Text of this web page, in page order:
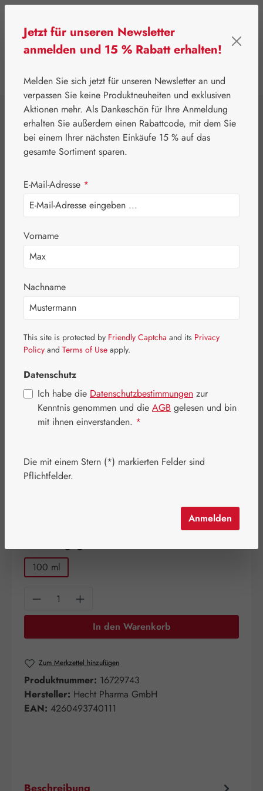
⌂ Eigenprodukte Nährstoffe
Crataegan®
Tropfen
Bildergalerie überspringen
Inhalt:0.1 Liter(180,00 € / 1 Liter)
Preise inkl. MwSt. zzgl. Versandkosten
100 ml
Produkt Anzahl: Gib den gewünschten
In den Warenkorb
Zum Merkzettel hinzufügen
Produktnummer: 16729743
Hersteller: Hecht Pharma GmbH
EAN: 4260493740111
Jetzt für unseren Newsletter
anmelden und 15 % Rabatt erhalten!
Melden Sie sich jetzt für unseren Newsletter an und
verpassen Sie keine Produktneuheiten und exklusiven
Aktionen mehr. Als Dankeschön für Ihre Anmeldung
erhalten Sie außerdem einen Rabattcode, mit dem Sie
bei einem Ihrer nächsten Einkäufe 15 % auf das
gesamte Sortiment sparen.
E-Mail-Adresse *
Vorname
Nachname
This site is protected by Friendly Captcha and its Privacy
Policy and Terms of Use apply.
Datenschutz
Ich habe die Datenschutzbestimmungen zur
Kenntnis genommen und die AGB gelesen und bin
mit ihnen einverstanden. *
Die mit einem Stern (*) markierten Felder sind
Pflichtfelder.
Anmelden